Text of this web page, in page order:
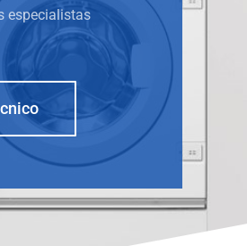
especialistas